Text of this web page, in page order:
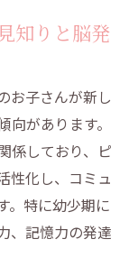
知りと脳発
お子さんが新し
があります。
係しており、ピ
性化し、コミュ
。特に幼少期に
、記憶力の発達